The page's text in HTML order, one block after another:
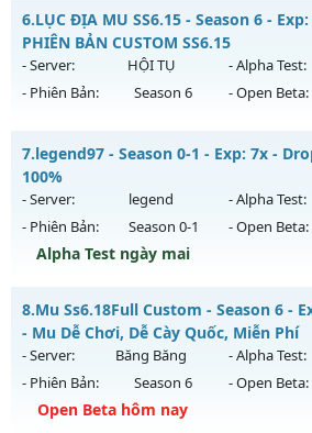
Antihack: MU8X
Mu mới ra tháng 08 2026 - Mở máy chủ
ngày 06/08/2626
Exp: 200x - Drop: 10%
Thể loại: Mu Nguyên bản Webzen
Antihack: Shark Shield
6.LỤC ĐỊA MU SS6.15 - Season 6 -
PHIÊN BẢN CUSTOM SS6.15
- Server: HỘI TỤ - Alpha Test:
- Phiên Bản:
Season 6 - Open Beta:
LỤC ĐỊA MU SS6.15 - PHIÊN BẢN
Mu mới ra tháng 08 2026 - Mở máy chủ
ngày 02/08/2626
Exp: 5555x - Drop: 100%
Kiểu reset: Reset In Game
Antihack: SPK
7.legend97 - Season 0-1 - Exp: 7x -
100%
- Server: legend - Alpha Test:
- Phiên Bản:
Season 0-1 - Open Beta:
Alpha Test ngày mai
legend97 - Miễn phí 100%
Mu mới ra tháng 08 2026 - Mở máy chủ
ngày 08/08/2626
Exp: 7x - Drop: 1%
Kiểu reset: Reset In Game
8.Mu Ss6.18Full Custom - Season 6 -
- Mu Dễ Chơi, Dễ Cày Quốc, Miễn Phí
- Server: Băng Băng - Alpha Test:
- Phiên Bản:
Season 6 - Open Beta:
Open Beta hôm nay